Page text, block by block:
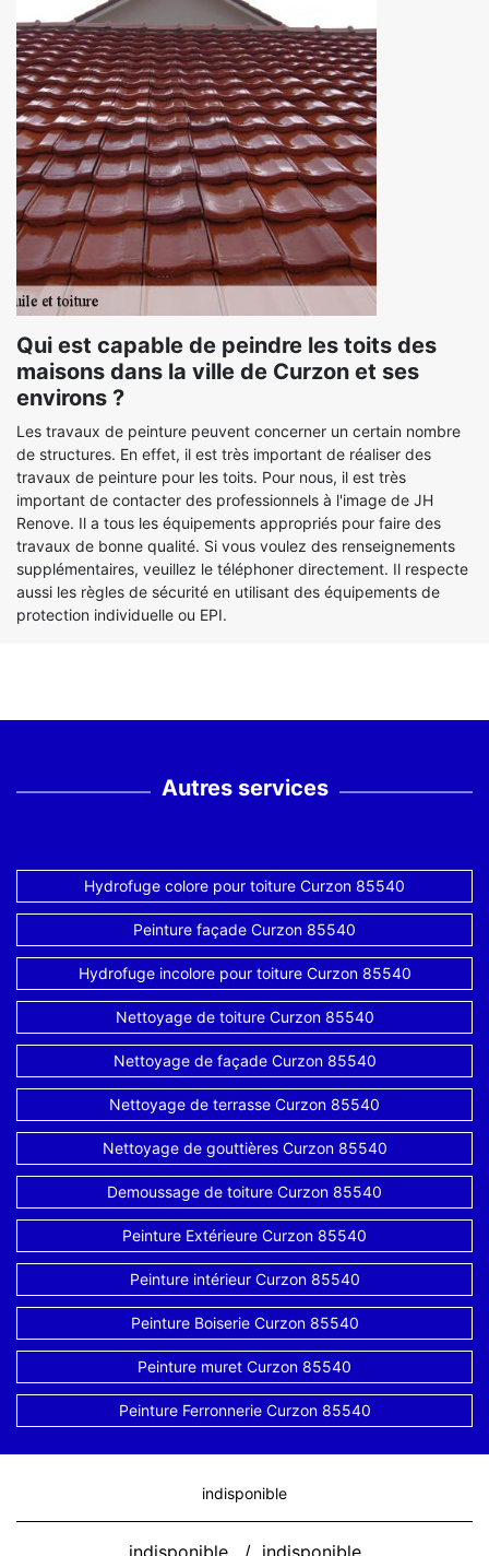
Qui est capable de peindre les toits des
maisons dans la ville de Curzon et ses
environs ?
Les travaux de peinture peuvent concerner un certain nombre
de structures. En effet, il est très important de réaliser des
travaux de peinture pour les toits. Pour nous, il est très
important de contacter des professionnels à l'image de JH
Renove. Il a tous les équipements appropriés pour faire des
travaux de bonne qualité. Si vous voulez des renseignements
supplémentaires, veuillez le téléphoner directement. Il respecte
aussi les règles de sécurité en utilisant des équipements de
protection individuelle ou EPI.
Autres services
Hydrofuge colore pour toiture Curzon 85540
Peinture façade Curzon 85540
Hydrofuge incolore pour toiture Curzon 85540
Nettoyage de toiture Curzon 85540
Nettoyage de façade Curzon 85540
Nettoyage de terrasse Curzon 85540
Nettoyage de gouttières Curzon 85540
Demoussage de toiture Curzon 85540
Peinture Extérieure Curzon 85540
Peinture intérieur Curzon 85540
Peinture Boiserie Curzon 85540
Peinture muret Curzon 85540
Peinture Ferronnerie Curzon 85540
indisponible
indisponible / indisponible